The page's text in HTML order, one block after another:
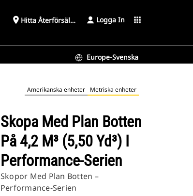
place Hitta Återförsäljare Logga In apps
Europe-Svenska
Amerikanska enheter Metriska enheter
Skopa Med Plan Botten
På 4,2 M³ (5,50 Yd³) I
Performance-Serien
Skopor Med Plan Botten –
Performance-Serien